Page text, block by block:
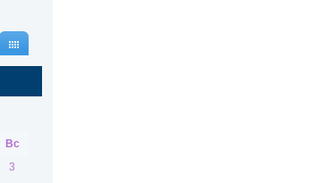
Вс
3